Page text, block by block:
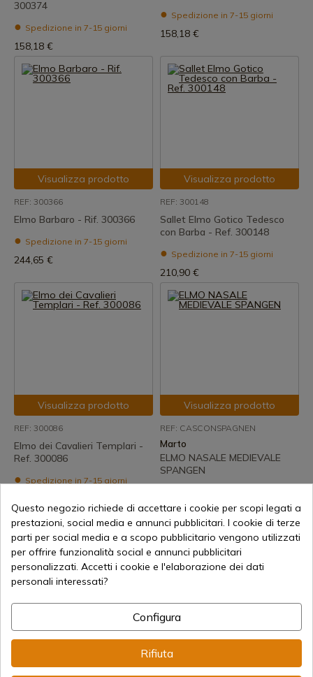
300374
Spedizione in 7-15 giorni
158,18 €
Spedizione in 7-15 giorni
158,18 €
Visualizza prodotto
REF: 300366
Elmo Barbaro - Rif. 300366
Spedizione in 7-15 giorni
244,65 €
Visualizza prodotto
REF: 300148
Sallet Elmo Gotico Tedesco
con Barba - Ref. 300148
Spedizione in 7-15 giorni
210,90 €
Visualizza prodotto
REF: 300086
Elmo dei Cavalieri Templari -
Ref. 300086
Spedizione in 7-15 giorni
Visualizza prodotto
REF: CASCONSPAGNEN
Marto
ELMO NASALE MEDIEVALE
SPANGEN
107,45 €
Visualizza prodotto
REF: 945.2
Visualizza prodotto
REF: 13250_ESP
Questo negozio richiede di accettare i cookie per scopi legati a
prestazioni, social media e annunci pubblicitari. I cookie di terze
parti per social media e a scopo pubblicitario vengono utilizzati
per offrire funzionalità social e annunci pubblicitari
personalizzati. Accetti i cookie e l'elaborazione dei dati
personali interessati?
Configura
Rifiuta